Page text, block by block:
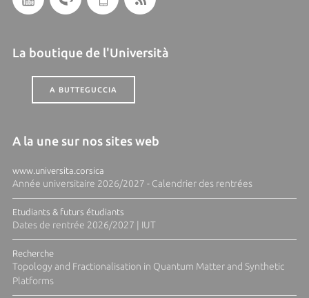
La boutique de l'Università
A BUTTEGUCCIA
A la une sur nos sites web
www.universita.corsica
Année universitaire 2026/2027 - Calendrier des rentrées
Etudiants & futurs étudiants
Dates de rentrée 2026/2027 | IUT
Recherche
Topology and Fractionalisation in Quantum Matter and Synthetic
Platforms